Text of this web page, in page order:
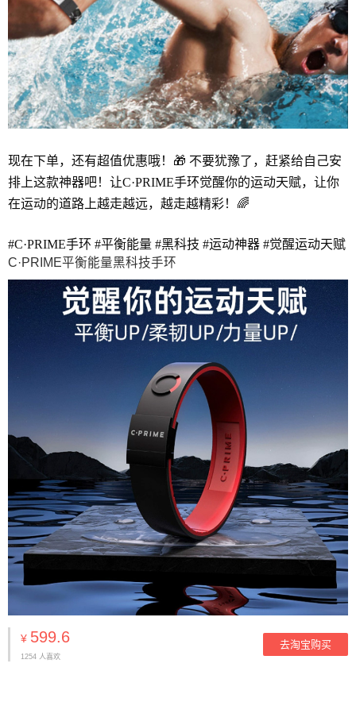
现在下单，还有超值优惠哦！🎁 不要犹豫了，赶紧给自己安
排上这款神器吧！让C·PRIME手环觉醒你的运动天赋，让你
在运动的道路上越走越远，越走越精彩！🌈
#C·PRIME手环 #平衡能量 #黑科技 #运动神器 #觉醒运动天赋
C·PRIME平衡能量黑科技手环
¥ 599.6
1254 人喜欢
去淘宝购买